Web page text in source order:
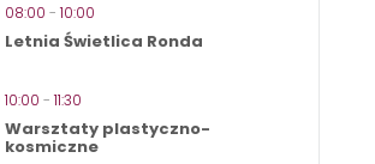
08:00 - 10:00
Letnia Świetlica Ronda
10:00 - 11:30
Warsztaty plastyczno-
kosmiczne